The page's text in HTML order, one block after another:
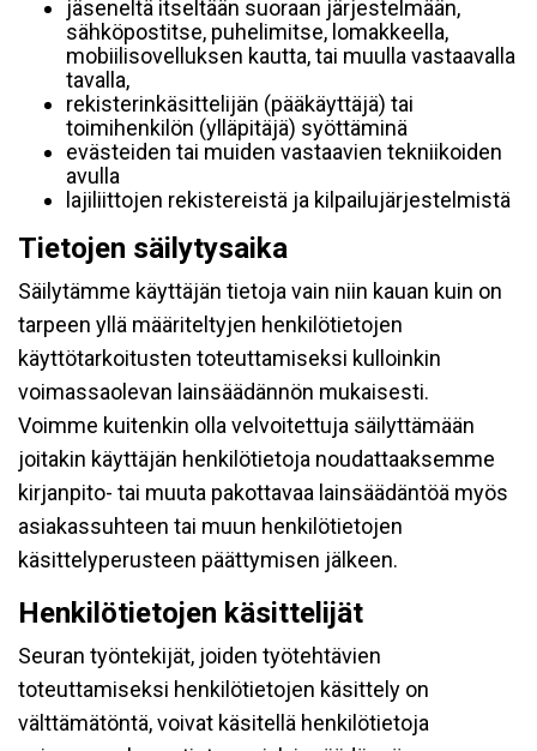
jäseneltä itseltään suoraan järjestelmään,
sähköpostitse, puhelimitse, lomakkeella,
mobiilisovelluksen kautta, tai muulla vastaavalla
tavalla,
rekisterinkäsittelijän (pääkäyttäjä) tai
toimihenkilön (ylläpitäjä) syöttäminä
evästeiden tai muiden vastaavien tekniikoiden
avulla
lajiliittojen rekistereistä ja kilpailujärjestelmistä
Tietojen säilytysaika
Säilytämme käyttäjän tietoja vain niin kauan kuin on
tarpeen yllä määriteltyjen henkilötietojen
käyttötarkoitusten toteuttamiseksi kulloinkin
voimassaolevan lainsäädännön mukaisesti.
Voimme kuitenkin olla velvoitettuja säilyttämään
joitakin käyttäjän henkilötietoja noudattaaksemme
kirjanpito- tai muuta pakottavaa lainsäädäntöä myös
asiakassuhteen tai muun henkilötietojen
käsittelyperusteen päättymisen jälkeen.
Henkilötietojen käsittelijät
Seuran työntekijät, joiden työtehtävien
toteuttamiseksi henkilötietojen käsittely on
välttämätöntä, voivat käsitellä henkilötietoja